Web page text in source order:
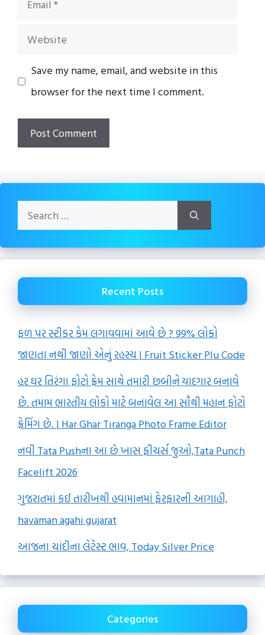
Website
Save my name, email, and website in this
browser for the next time I comment.
Search
for:
Recent Posts
ફળ પર સ્ટીકર કેમ લગાવવામાં આવે છે ? 99% લોકો
જાણતા નથી જાણો એનું રહસ્ય | Fruit Sticker Plu Code
હર ઘર તિરંગા ફોટો ફ્રેમ સાથે તમારી છબીને યાદગાર બનાવે
છે. તમામ ભારતીય લોકો માટે બનાવેલ આ સૌથી મહાન ફોટો
ફ્રેમિંગ છે. | Har Ghar Tiranga Photo Frame Editor
નવી Tata Pushના આ છે ખાસ ફીચર્સ જુઓ,Tata Punch
Facelift 2026
ગુજરાતમાં કઈ તારીખથી હવામાનમાં ફેરફારની આગાહી,
havaman agahi gujarat
આજના ચાંદીના લેટેસ્ટ ભાવ, Today Silver Price
Categories